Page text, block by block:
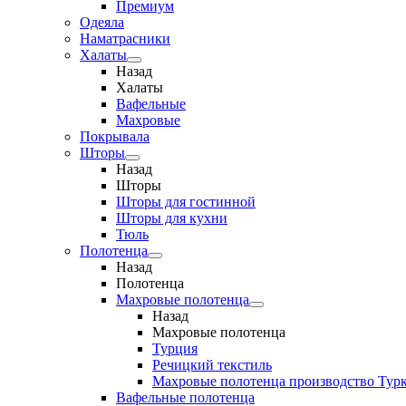
Премиум
Одеяла
Наматрасники
Халаты
Назад
Халаты
Вафельные
Махровые
Покрывала
Шторы
Назад
Шторы
Шторы для гостинной
Шторы для кухни
Тюль
Полотенца
Назад
Полотенца
Махровые полотенца
Назад
Махровые полотенца
Турция
Речицкий текстиль
Махровые полотенца производство
Вафельные полотенца